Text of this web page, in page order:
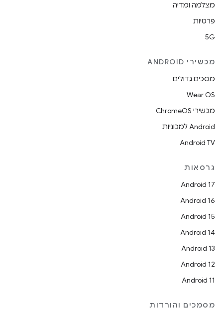
מצלמה ומדיה
פרטיות
5G
מכשירי ANDROID
מסכים גדולים
Wear OS
מכשירי ChromeOS
Android למכוניות
Android TV
גרסאות
Android 17
Android 16
Android 15
Android 14
Android 13
Android 12
Android 11
מסמכים והורדות